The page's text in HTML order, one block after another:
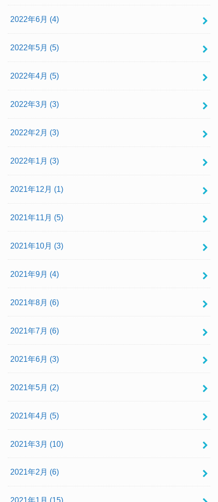
2022年6月 (4)
2022年5月 (5)
2022年4月 (5)
2022年3月 (3)
2022年2月 (3)
2022年1月 (3)
2021年12月 (1)
2021年11月 (5)
2021年10月 (3)
2021年9月 (4)
2021年8月 (6)
2021年7月 (6)
2021年6月 (3)
2021年5月 (2)
2021年4月 (5)
2021年3月 (10)
2021年2月 (6)
2021年1月 (15)